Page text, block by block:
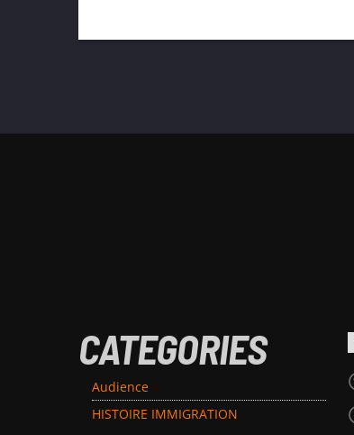
CATEGORIES
Audience
HISTOIRE IMMIGRATION